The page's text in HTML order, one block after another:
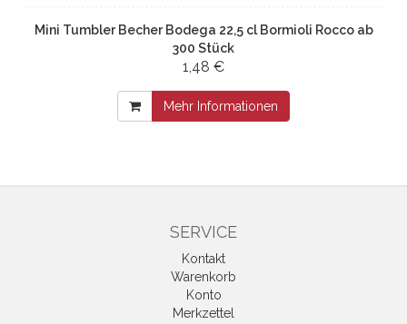
Mini Tumbler Becher Bodega 22,5 cl Bormioli Rocco ab
300 Stück
1,48 €
Mehr Informationen
SERVICE
Kontakt
Warenkorb
Konto
Merkzettel